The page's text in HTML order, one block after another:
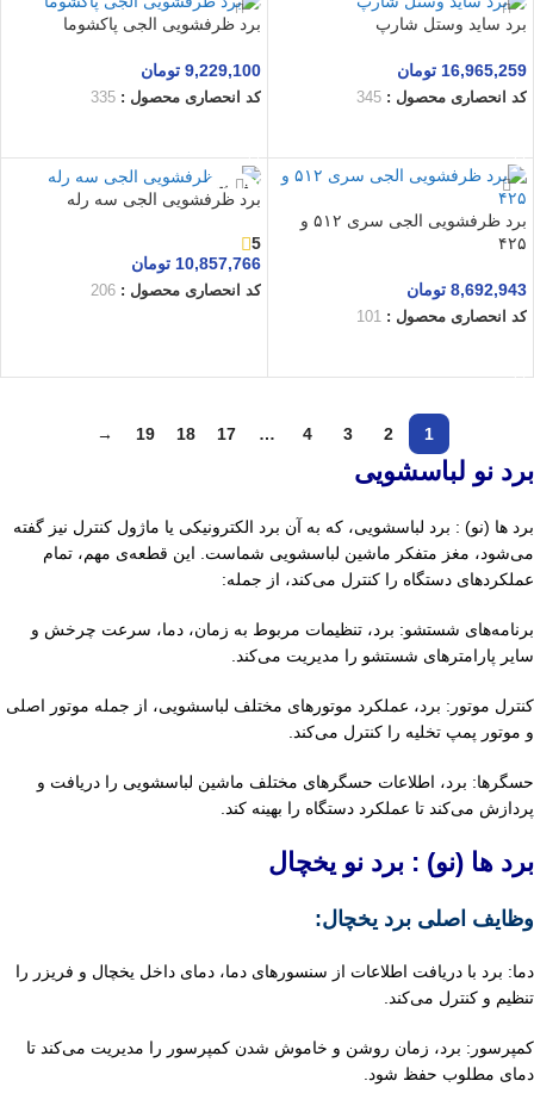
برد ساید وستل شارپ
16,965,259 تومان
کد انحصاری محصول : 345
برد ظرفشویی الجی پاکشوما
9,229,100 تومان
کد انحصاری محصول :335
برد ظرفشویی الجی سری ۵۱۲ و
۴۲۵
8,692,943 تومان
کد انحصاری محصول : 101
فروخته
شده
برد ظرفشویی الجی سه رله
5
10,857,766 تومان
کد انحصاری محصول :206
1
2
3
4
…
17
18
19
→
برد نو لباسشویی
برد ها (نو) : برد لباسشویی، که به آن برد الکترونیکی یا ماژول کنترل نیز گفته
می‌شود، مغز متفکر ماشین لباسشویی شماست. این قطعه‌ی مهم، تمام
عملکردهای دستگاه را کنترل می‌کند، از جمله:
برنامه‌های شستشو: برد، تنظیمات مربوط به زمان، دما، سرعت چرخش و
سایر پارامترهای شستشو را مدیریت می‌کند.
کنترل موتور: برد، عملکرد موتورهای مختلف لباسشویی، از جمله موتور اصلی
و موتور پمپ تخلیه را کنترل می‌کند.
حسگرها: برد، اطلاعات حسگرهای مختلف ماشین لباسشویی را دریافت و
پردازش می‌کند تا عملکرد دستگاه را بهینه کند.
برد ها (نو) : برد نو یخچال
وظایف اصلی برد یخچال:
دما: برد با دریافت اطلاعات از سنسورهای دما، دمای داخل یخچال و فریزر را
تنظیم و کنترل می‌کند.
کمپرسور: برد، زمان روشن و خاموش شدن کمپرسور را مدیریت می‌کند تا
دمای مطلوب حفظ شود.